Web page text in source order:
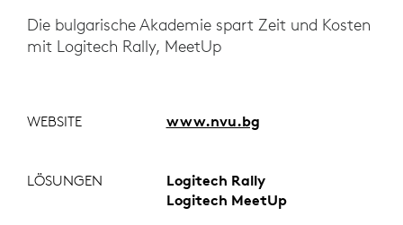
Die bulgarische Akademie spart Zeit und Kosten
mit Logitech Rally, MeetUp
WEBSITE www.nvu.bg
LÖSUNGEN
Logitech Rally
Logitech MeetUp